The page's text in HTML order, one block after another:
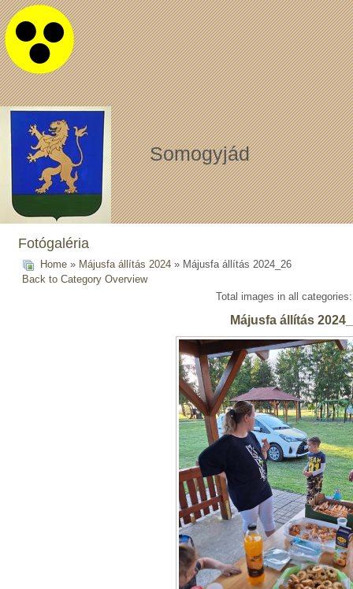
Somogyjád
Fotógaléria
Home » Májusfa állítás 2024 » Májusfa állítás 2024_26
Back to Category Overview
Total images in all
Májusfa állítás